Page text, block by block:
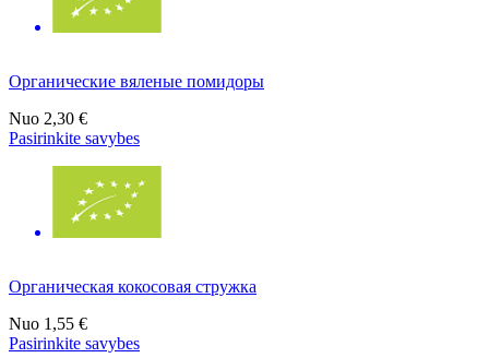
Органические вяленые помидоры
Nuo 2,30 €
Pasirinkite savybes
Органическая кокосовая стружка
Nuo 1,55 €
Pasirinkite savybes